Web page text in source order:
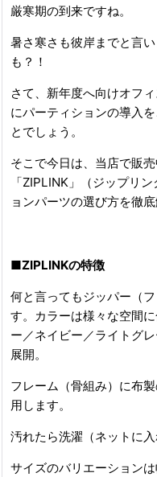
厳寒期の到来ですね。
暑さ寒さも彼岸までと言
も？！
さて、新年度へ向けオフ
にパーティションの導入
とでしょう。
そこで今日は、当店で販
「ZIPLINK」（ジップリ
ョンパーツの選び方を徹底
■ZIPLINKの特徴
何と言ってもジッパー（
す。カラーは様々な空間
ー／ネイビー／ライトグ
展開。
フレーム（骨組み）に布
用します。
汚れたら洗濯（ネットに
サイズのバリエーション